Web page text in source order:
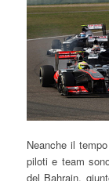
Neanche il
piloti e team
del Bahrain,